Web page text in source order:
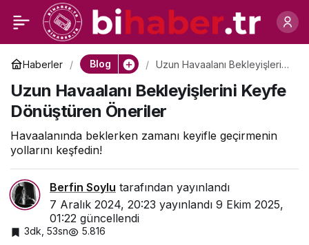
Haberler Blog
Uzun Havaalanı Bekleyişlerini
Uzun Havaalanı Bekleyişlerini Keyfe
Dönüştüren Öneriler
Havaalanında beklerken zamanı keyifle geçirmenin
yollarını keşfedin!
Berfin Soylu tarafından yayınlandı
7 Aralık 2024, 20:23 yayınlandı 9 Ekim 2025,
01:22 güncellendi
3dk, 53sn 5.816
Zaman Yönetiminde
Ustalaşmak
0 Paylaş